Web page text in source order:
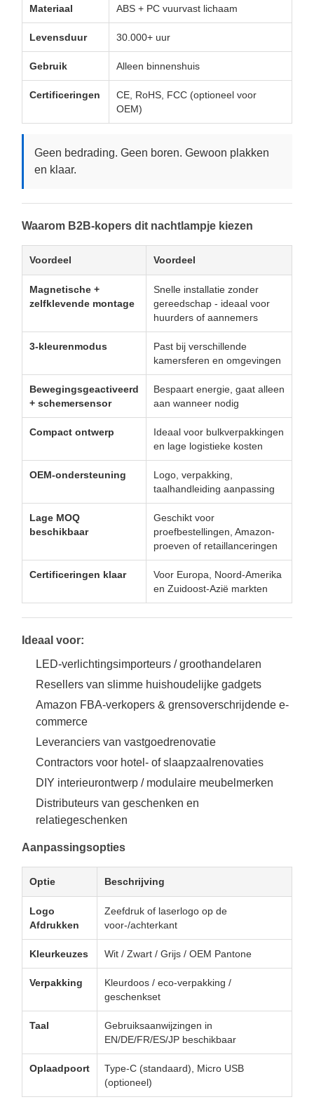
Materiaal ABS + PC vuurvast lichaam
Levensduur 30.000+ uur
Gebruik Alleen binnenshuis
Certificeringen
CE, RoHS, FCC (optioneel voor
OEM)
Geen bedrading. Geen boren. Gewoon plakken
en klaar.
Waarom B2B-kopers dit nachtlampje kiezen
Voordeel Voordeel
Magnetische +
zelfklevende montage
Snelle installatie zonder
gereedschap - ideaal voor
huurders of aannemers
3-kleurenmodus
Past bij verschillende
kamersferen en omgevingen
Bewegingsgeactiveerd
+ schemersensor
Bespaart energie, gaat alleen
aan wanneer nodig
Compact ontwerp
Ideaal voor bulkverpakkingen
en lage logistieke kosten
OEM-ondersteuning
Logo, verpakking,
taalhandleiding aanpassing
Lage MOQ
beschikbaar
Geschikt voor
proefbestellingen, Amazon-
proeven of retaillanceringen
Certificeringen klaar
Voor Europa, Noord-Amerika
en Zuidoost-Azië markten
Ideaal voor:
LED-verlichtingsimporteurs / groothandelaren
Resellers van slimme huishoudelijke gadgets
Amazon FBA-verkopers & grensoverschrijdende e-
commerce
Leveranciers van vastgoedrenovatie
Contractors voor hotel- of slaapzaalrenovaties
DIY interieurontwerp / modulaire meubelmerken
Distributeurs van geschenken en
relatiegeschenken
Aanpassingsopties
Optie Beschrijving
Logo
Afdrukken
Zeefdruk of laserlogo op de
voor-/achterkant
Kleurkeuzes Wit / Zwart / Grijs / OEM Pantone
Verpakking
Kleurdoos / eco-verpakking /
geschenkset
Taal
Gebruiksaanwijzingen in
EN/DE/FR/ES/JP beschikbaar
Oplaadpoort
Type-C (standaard), Micro USB
(optioneel)